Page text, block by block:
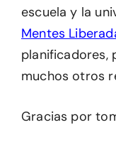
escuela y la
Mentes
planificadores,
muchos otros
Gracias por